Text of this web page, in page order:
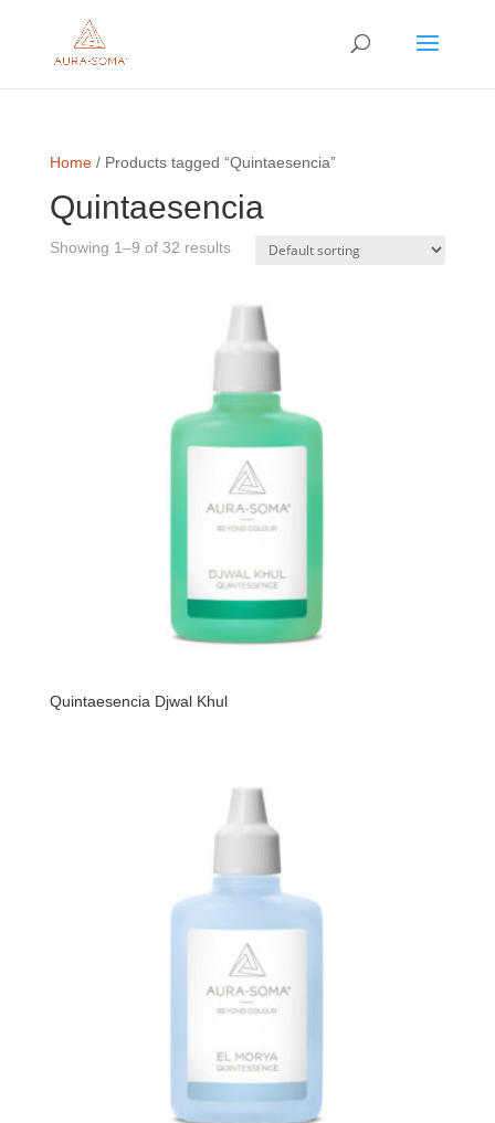
Home/ Products tagged “Quintaesencia”
Quintaesencia
Showing 1–9 of 32 results
Quintaesencia Djwal Khul